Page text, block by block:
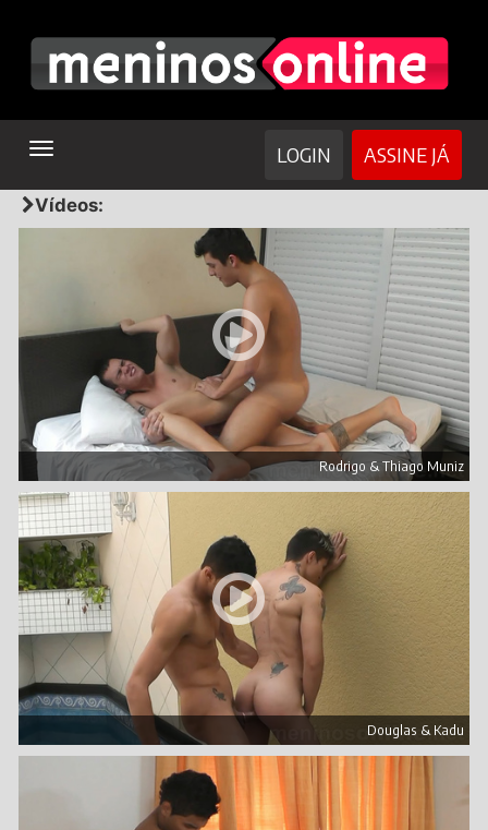
TOGGLE
ASSINE JÁ
LOGIN
Vídeos:
Rodrigo & Thiago Muniz
Douglas & Kadu